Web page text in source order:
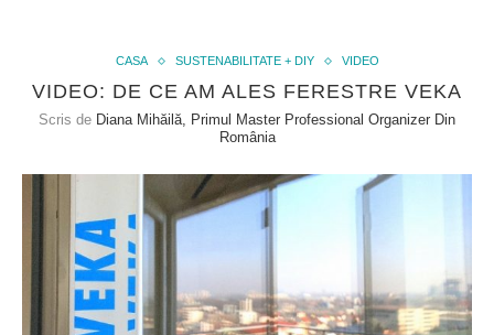
CASA SUSTENABILITATE + DIY VIDEO
VIDEO: DE CE AM ALES FERESTRE VEKA
Scris de Diana Mihăilă, Primul Master Professional Organizer Din
România